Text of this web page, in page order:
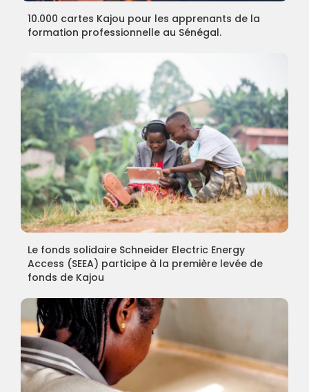
10.000 cartes Kajou pour les apprenants de la
formation professionnelle au Sénégal.
Le fonds solidaire Schneider Electric Energy
Access (SEEA) participe à la première levée de
fonds de Kajou